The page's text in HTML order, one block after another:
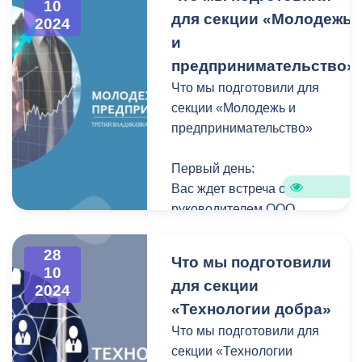
электронному адресу
vladmolsport@mail.ru.
свободной форме. Вам
необходимо указать ФИО,
Во Владикавказе
реализуется проект по
внедрению
интеллектуальной
транспортной системы,
предусматривающей
автоматизацию процессов
движением.
Что это даст городу и его
Адаптивное светофорное
регулирование — это
система, которая
позволяет адаптировать
работу светофоров под
10
2024
для секции «Молодежь
и
предпринимательство»
Что мы подготовили для
секции «Молодежь и
предпринимательство»
Первый день:
Вас ждет встреча с
руководителем ООО
распространённых ошибках и
историях успеха вам
расскажут непосредственно
на производстве.
28
10
2024
Что мы подготовили
для секции
«Технологии добра»
Что мы подготовили для
секции «Технологии